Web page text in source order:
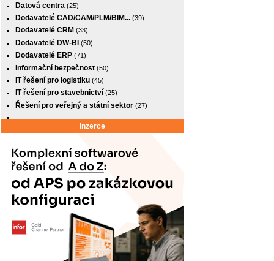
Datová centra (25)
Dodavatelé CAD/CAM/PLM/BIM... (39)
Dodavatelé CRM (33)
Dodavatelé DW-BI (50)
Dodavatelé ERP (71)
Informační bezpečnost (50)
IT řešení pro logistiku (45)
IT řešení pro stavebnictví (25)
Řešení pro veřejný a státní sektor (27)
Inzerce